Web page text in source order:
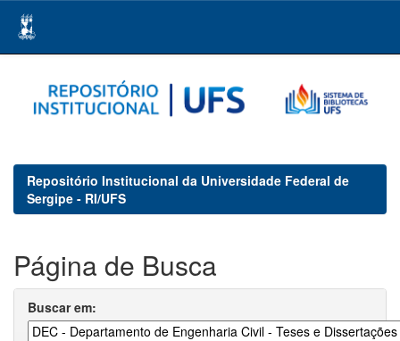
navigation
Repositório Institucional da Universidade Federal de
Sergipe - RI/UFS
Página de Busca
Buscar em: